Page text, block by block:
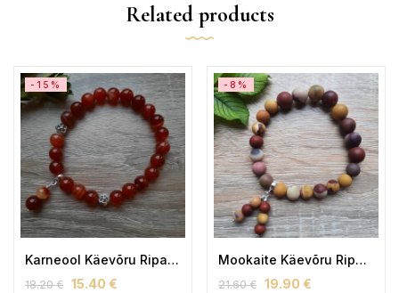
Related products
-15%
Karneool Käevõru Ripatsiga (naiste)
18.20€ 15.40 €
-8%
Mookaite Käevõru Ripatsiga (naiste)
21.60€ 19.90 €